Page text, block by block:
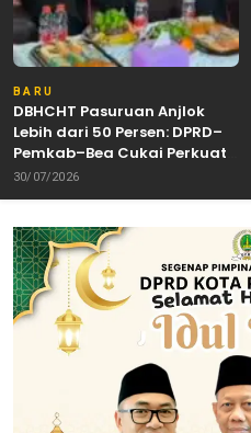
BARU
DBHCHT Pasuruan Anjlok
Lebih dari 50 Persen: DPRD–
Pemkab–Bea Cukai Perkuat
Perang Melawan Peredaran
Rokok Ilegal
30/07/2026